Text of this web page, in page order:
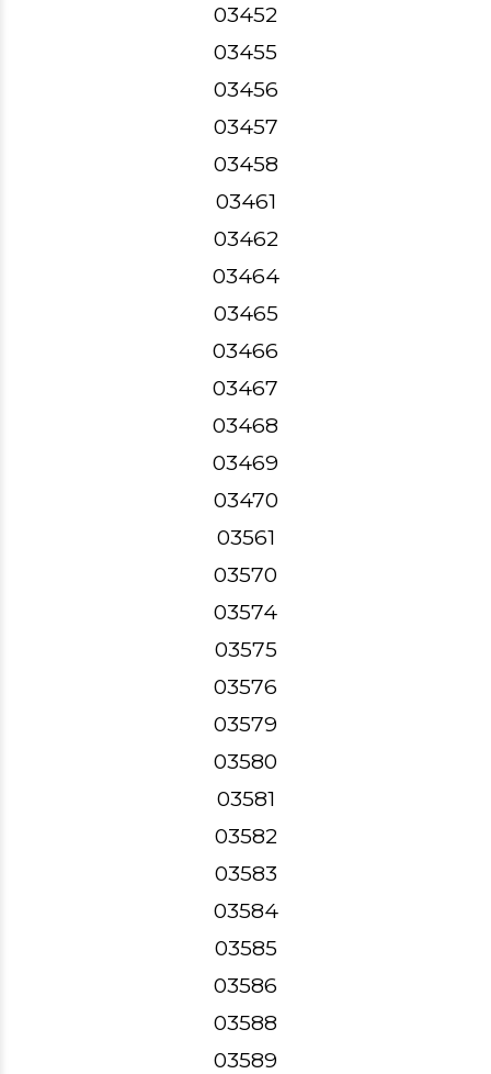
03452
03455
03456
03457
03458
03461
03462
03464
03465
03466
03467
03468
03469
03470
03561
03570
03574
03575
03576
03579
03580
03581
03582
03583
03584
03585
03586
03588
03589